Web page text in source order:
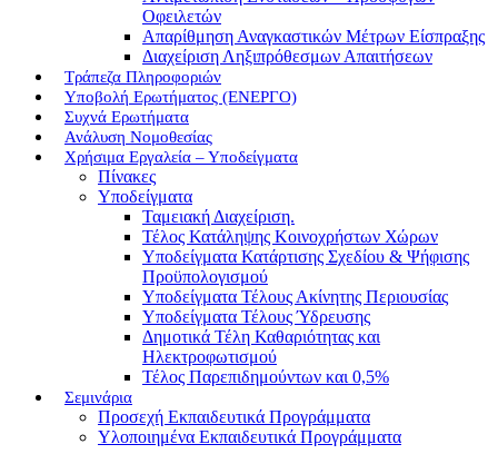
Οφειλετών
Απαρίθμηση Αναγκαστικών Μέτρων Είσπραξης
Διαχείριση Ληξιπρόθεσμων Απαιτήσεων
Τράπεζα Πληροφοριών
Υποβολή Ερωτήματος (ΕΝΕΡΓΟ)
Συχνά Ερωτήματα
Ανάλυση Νομοθεσίας
Χρήσιμα Εργαλεία – Υποδείγματα
Πίνακες
Υποδείγματα
Ταμειακή Διαχείριση.
Τέλος Κατάληψης Κοινοχρήστων Χώρων
Υποδείγματα Κατάρτισης Σχεδίου & Ψήφισης
Προϋπολογισμού
Υποδείγματα Τέλους Ακίνητης Περιουσίας
Υποδείγματα Τέλους Ύδρευσης
Δημοτικά Τέλη Καθαριότητας και
Ηλεκτροφωτισμού
Τέλος Παρεπιδημούντων και 0,5%
Σεμινάρια
Προσεχή Εκπαιδευτικά Προγράμματα
Υλοποιημένα Εκπαιδευτικά Προγράμματα